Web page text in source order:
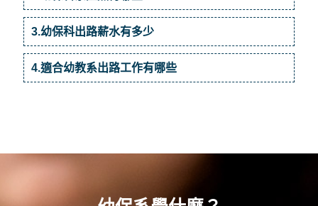
3.幼保科出路薪水有多少
4.適合幼教系出路工作有哪些